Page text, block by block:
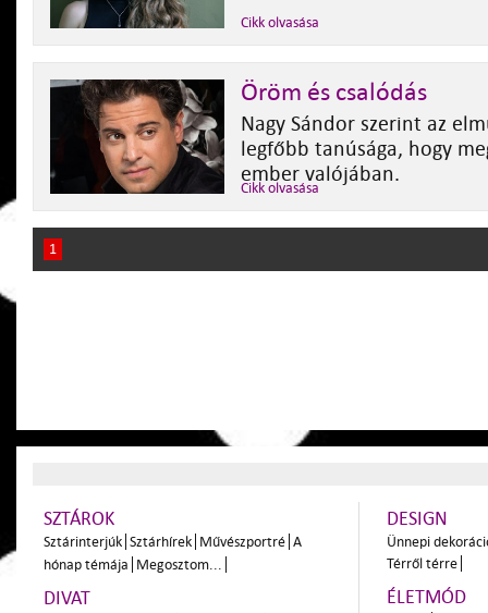
Cikk olvasása
Öröm és csalódás
Nagy Sándor szerint az
legfőbb tanúsága, hogy
ember valójában.
Cikk olvasása
1
SZTÁROK
Sztárinterjúk Sztárhírek Művészportré A
hónap témája Megosztom...
DIVAT
DESIGN
Ünnepi
Térről térre
ÉLETMÓD